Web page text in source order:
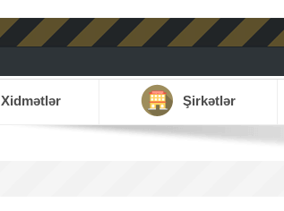
Xidmətlər Şirkətlər